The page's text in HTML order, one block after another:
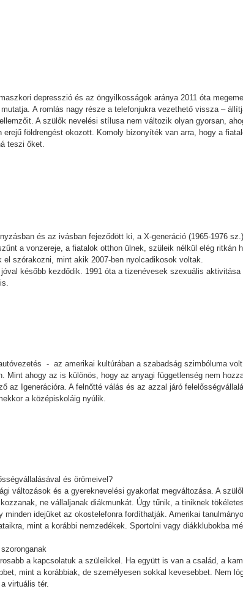
depresszió és az öngyilkosságok aránya 2011 óta
A romlás nagy része a telefonjukra vezethető vissza –
A szülők nevelési stílusa nem változik olyan gyorsan,
földrengést okozott. Komoly bizonyíték van arra, hogy a
teszi őket.
és az ivásban fejeződött ki, a X-generáció (1965-1976
a vonzereje, a fiatalok otthon ülnek, szüleik nélkül elég ritkán
szórakozni, mint akik 2007-ben nyolcadikosok voltak.
később kezdődik. 1991 óta a tizenévesek szexuális
- az amerikai kultúrában a szabadság szimbóluma
ahogy az is különös, hogy az anyagi függetlenség nem
az Igenerációra. A felnőtté válás és az azzal járó
a középiskoláig nyúlik.
és örömeivel?
változások és a gyereknevelési gyakorlat megváltozása. A
ne vállaljanak diákmunkát. Úgy tűnik, a tiniknek
idejüket az okostelefonra fordíthatják. Amerikai
mint a korábbi nemzedékek. Sportolni vagy diákklubokba
a kapcsolatuk a szüleikkel. Ha együtt is van a család, a
mint a korábbiak, de személyesen sokkal kevesebbet. Nem
virtuális tér.